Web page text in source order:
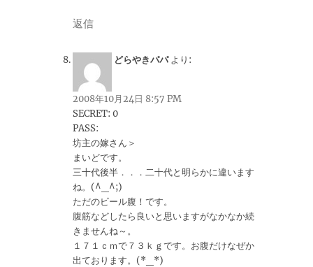
返信
どらやきパパ より:
2008年10月24日 8:57 PM
SECRET: 0
PASS:
坊主の嫁さん＞
まいどです。
三十代後半．．．二十代と明らかに違います
ね。(^_^;)
ただのビール腹！です。
腹筋などしたら良いと思いますがなかなか続
きませんね～。
１７１ｃｍで７３ｋｇです。お腹だけなぜか
出ております。(*_*)